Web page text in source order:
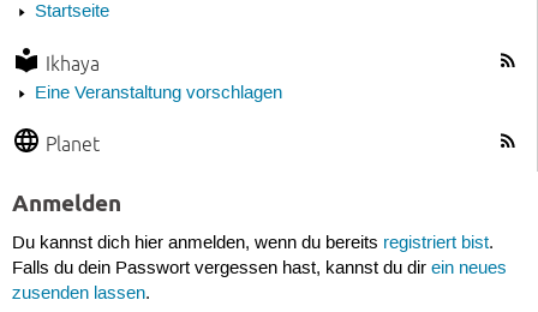
Startseite
Ikhaya
Eine Veranstaltung vorschlagen
Planet
Anmelden
Du kannst dich hier anmelden, wenn du bereits registriert bist.
Falls du dein Passwort vergessen hast, kannst du dir ein neues
zusenden lassen.